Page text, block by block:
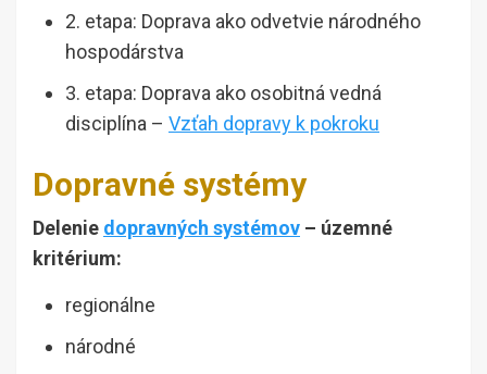
2. etapa: Doprava ako odvetvie národného
hospodárstva
3. etapa: Doprava ako osobitná vedná
disciplína – Vzťah dopravy k pokroku
Dopravné systémy
Delenie dopravných systémov – územné
kritérium:
regionálne
národné